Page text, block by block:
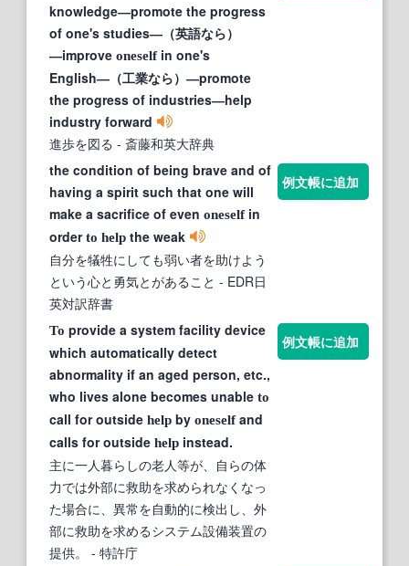
knowledge―promote the progress
of one's studies―（英語なら）
―improve oneselfin one's
English―（工業なら）―promote
the progress of industries―help
industry forward
進歩を図る - 斎藤和英大辞典
the condition of being brave and of
having a spirit such that one will
make a sacrifice of even oneselfin
orderto help the weak
自分を犠牲にしても弱い者を助けよう
という心と勇気とがあること - EDR日
英対訳辞書
例文帳に追加
To provide a system facility device
which automatically detect
abnormality if an aged person, etc.,
who lives alone becomes unable to
call for outside help by oneselfand
calls for outside help instead.
主に一人暮らしの老人等が、自らの体
力では外部に救助を求められなくなっ
た場合に、異常を自動的に検出し、外
部に救助を求めるシステム設備装置の
提供。
- 特許庁
例文帳に追加